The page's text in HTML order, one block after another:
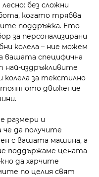
без сложни
когато трябва
поддръжка. Ето
за персонализирани
колела – ние можем
вашата специфична
най-издръжливите
колела за текстилно
движение
размери и
че да получите
с вашата машина, а
поддържаме цената
да харчите
по целия свят